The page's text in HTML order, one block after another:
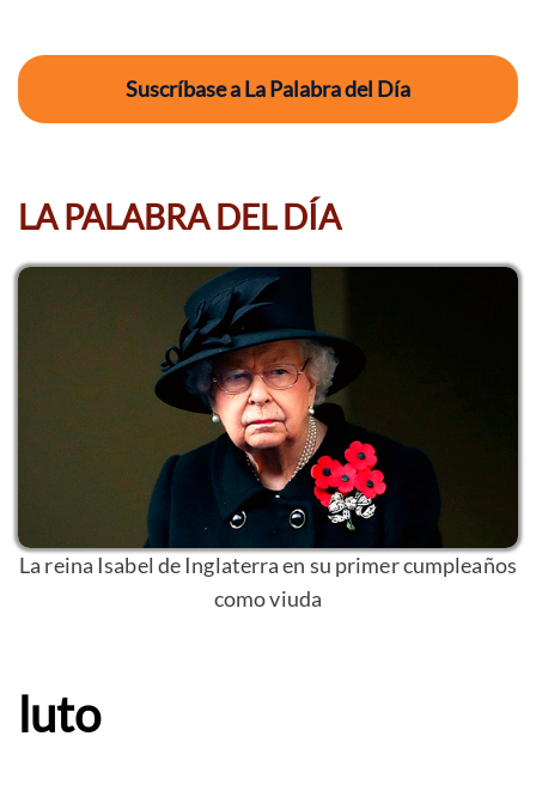
Suscríbase a La Palabra del Día
LA PALABRA DEL DÍA
La reina Isabel de Inglaterra en su primer cumpleaños
como viuda
luto